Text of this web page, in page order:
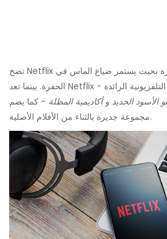
تضخ Netflix المحتوى الأصلي بسرعة كبيرة بحيث يستمر ضياع الماس في
الحفرة. بينما تعد Netflix موطنًا للعديد من البرامج التلفزيونية الرائدة -
الأسود الجديد وأكاديمية المظلة - كما يضم
مجموعة جديرة بالثناء من الأفلام الأصلية.